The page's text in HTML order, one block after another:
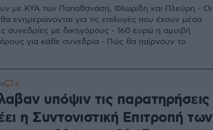
με ΚΥΑ των Παπαθανάση, Φλωρίδη και Πλεύρη - Οι
ενημερώνονται για τις επιλογές που έχουν μέσα
συνεδρίες με δικηγόρους - 160 ευρώ η αμοιβή
για κάθε συνεδρία - Πώς θα παίρνουν το
υπόψιν τις παρατηρήσεις
η Συντονιστική Επιτροπή των
4